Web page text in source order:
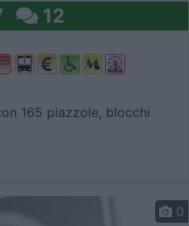
12
165 piazzole, blocchi
0